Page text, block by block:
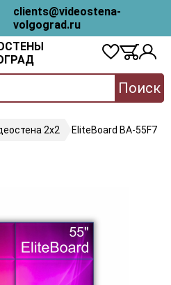
clients@videostena-
volgograd.ru
Поиск
2x2 EliteBoard BA-55F7